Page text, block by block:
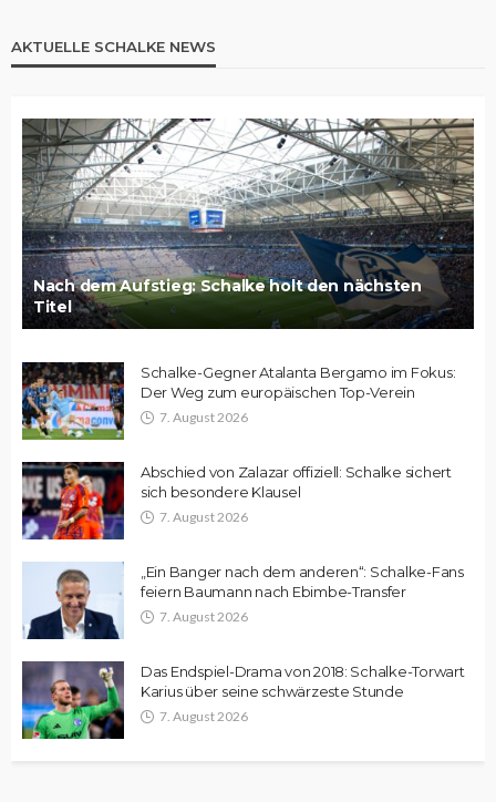
AKTUELLE SCHALKE NEWS
Nach dem Aufstieg: Schalke holt den nächsten
Titel
Schalke-Gegner Atalanta Bergamo im Fokus:
Der Weg zum europäischen Top-Verein
7. August 2026
Abschied von Zalazar offiziell: Schalke sichert
sich besondere Klausel
7. August 2026
„Ein Banger nach dem anderen“: Schalke-Fans
feiern Baumann nach Ebimbe-Transfer
7. August 2026
Das Endspiel-Drama von 2018: Schalke-Torwart
Karius über seine schwärzeste Stunde
7. August 2026